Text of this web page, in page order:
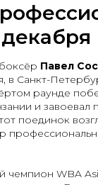
Павел
в Санкт-
раунде
и завоевал
поединок
чемпион WBA